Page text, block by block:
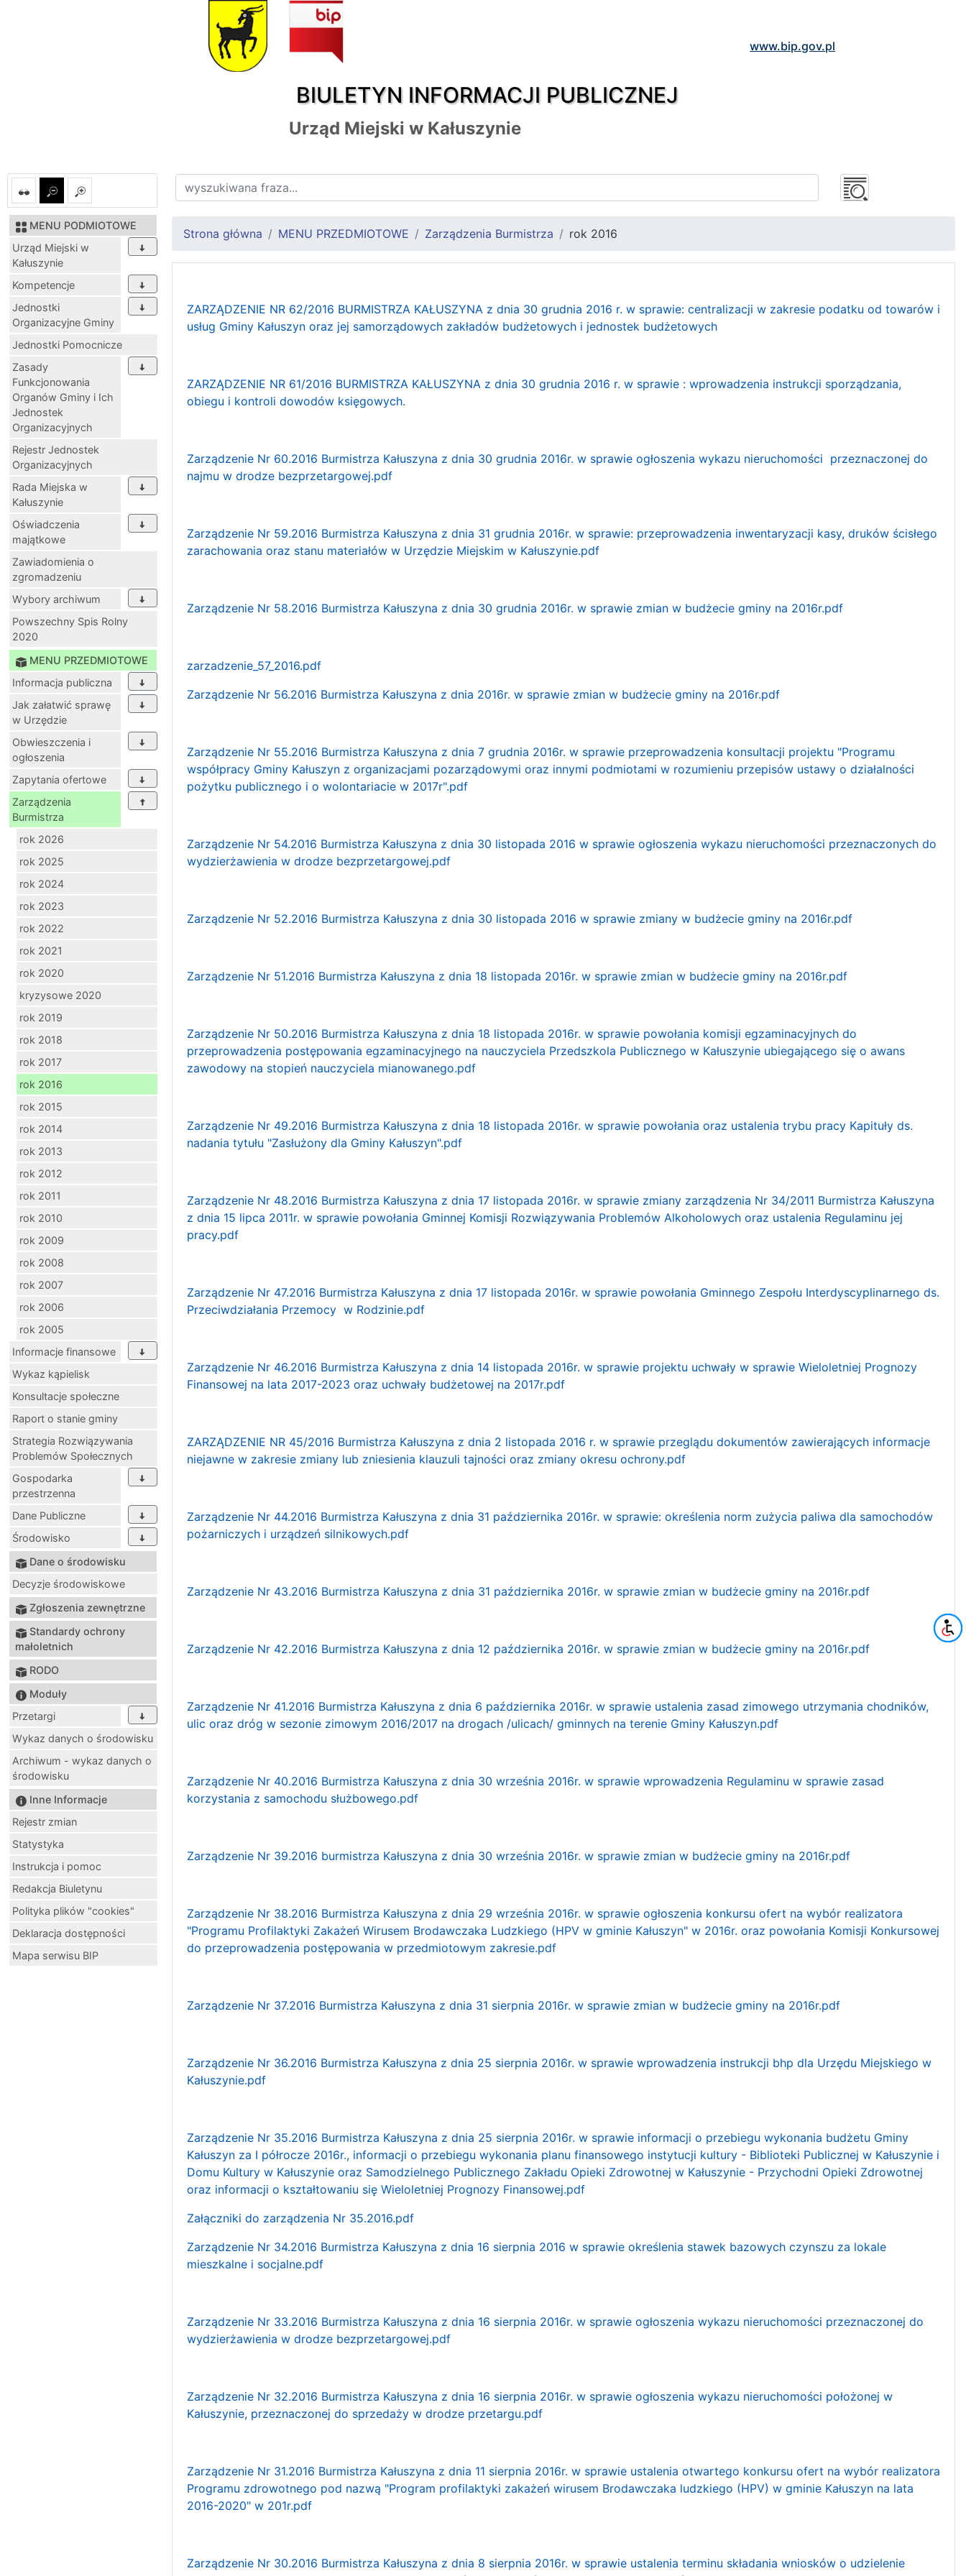
BIULETYN INFORMACJI PUBLICZNEJ
www.bip.gov.pl
Urząd Miejski w Kałuszynie
MENU PODMIOTOWE
Urząd Miejski w
Kałuszynie
Kompetencje
Jednostki
Organizacyjne Gminy
Jednostki Pomocnicze
Zasady
Funkcjonowania
Organów Gminy i Ich
Jednostek
Organizacyjnych
Rejestr Jednostek
Organizacyjnych
Rada Miejska w
Kałuszynie
Oświadczenia
majątkowe
Zawiadomienia o
zgromadzeniu
Wybory archiwum
Powszechny Spis Rolny
2020
MENU PRZEDMIOTOWE
Informacja publiczna
Jak załatwić sprawę
w Urzędzie
Obwieszczenia i
ogłoszenia
Zapytania ofertowe
Zarządzenia
Burmistrza
rok 2026
rok 2025
rok 2024
rok 2023
rok 2022
rok 2021
rok 2020
kryzysowe 2020
rok 2019
rok 2018
rok 2017
rok 2016
rok 2015
rok 2014
rok 2013
rok 2012
rok 2011
rok 2010
rok 2009
rok 2008
rok 2007
rok 2006
rok 2005
Informacje finansowe
Wykaz kąpielisk
Konsultacje społeczne
Raport o stanie gminy
Strategia Rozwiązywania
Problemów Społecznych
Gospodarka
przestrzenna
Dane Publiczne
Środowisko
Dane o środowisku
Decyzje środowiskowe
Zgłoszenia zewnętrzne
Standardy ochrony
małoletnich
RODO
Moduły
Przetargi
Wykaz danych o środowisku
Archiwum - wykaz danych o
środowisku
Inne Informacje
Rejestr zmian
Statystyka
Instrukcja i pomoc
Redakcja Biuletynu
Polityka plików "cookies"
Deklaracja dostępności
Mapa serwisu BIP
Strona główna MENU PRZEDMIOTOWE Zarządzenia Burmistrza rok 2016
ZARZĄDZENIE NR 62/2016 BURMISTRZA KAŁUSZYNA z dnia 30 grudnia 2016 r. w sprawie: centralizacji w zakresie podatku od towarów i
usług Gminy Kałuszyn oraz jej samorządowych zakładów budżetowych i jednostek budżetowych
ZARZĄDZENIE NR 61/2016 BURMISTRZA KAŁUSZYNA z dnia 30 grudnia 2016 r. w sprawie : wprowadzenia instrukcji sporządzania,
obiegu i kontroli dowodów księgowych.
Zarządzenie Nr 60.2016 Burmistrza Kałuszyna z dnia 30 grudnia 2016r. w sprawie ogłoszenia wykazu nieruchomości przeznaczonej do
najmu w drodze bezprzetargowej.pdf
Zarządzenie Nr 59.2016 Burmistrza Kałuszyna z dnia 31 grudnia 2016r. w sprawie: przeprowadzenia inwentaryzacji kasy, druków ścisłego
zarachowania oraz stanu materiałów w Urzędzie Miejskim w Kałuszynie.pdf
Zarządzenie Nr 58.2016 Burmistrza Kałuszyna z dnia 30 grudnia 2016r. w sprawie zmian w budżecie gminy na 2016r.pdf
zarzadzenie_57_2016.pdf
Zarządzenie Nr 56.2016 Burmistrza Kałuszyna z dnia 2016r. w sprawie zmian w budżecie gminy na 2016r.pdf
Zarządzenie Nr 55.2016 Burmistrza Kałuszyna z dnia 7 grudnia 2016r. w sprawie przeprowadzenia konsultacji projektu "Programu
współpracy Gminy Kałuszyn z organizacjami pozarządowymi oraz innymi podmiotami w rozumieniu przepisów ustawy o działalności
pożytku publicznego i o wolontariacie w 2017r".pdf
Zarządzenie Nr 54.2016 Burmistrza Kałuszyna z dnia 30 listopada 2016 w sprawie ogłoszenia wykazu nieruchomości przeznaczonych do
wydzierżawienia w drodze bezprzetargowej.pdf
Zarządzenie Nr 52.2016 Burmistrza Kałuszyna z dnia 30 listopada 2016 w sprawie zmiany w budżecie gminy na 2016r.pdf
Zarządzenie Nr 51.2016 Burmistrza Kałuszyna z dnia 18 listopada 2016r. w sprawie zmian w budżecie gminy na 2016r.pdf
Zarządzenie Nr 50.2016 Burmistrza Kałuszyna z dnia 18 listopada 2016r. w sprawie powołania komisji egzaminacyjnych do
przeprowadzenia postępowania egzaminacyjnego na nauczyciela Przedszkola Publicznego w Kałuszynie ubiegającego się o awans
zawodowy na stopień nauczyciela mianowanego.pdf
Zarządzenie Nr 49.2016 Burmistrza Kałuszyna z dnia 18 listopada 2016r. w sprawie powołania oraz ustalenia trybu pracy Kapituły ds.
nadania tytułu "Zasłużony dla Gminy Kałuszyn".pdf
Zarządzenie Nr 48.2016 Burmistrza Kałuszyna z dnia 17 listopada 2016r. w sprawie zmiany zarządzenia Nr 34/2011 Burmistrza Kałuszyna
z dnia 15 lipca 2011r. w sprawie powołania Gminnej Komisji Rozwiązywania Problemów Alkoholowych oraz ustalenia Regulaminu jej
pracy.pdf
Zarządzenie Nr 47.2016 Burmistrza Kałuszyna z dnia 17 listopada 2016r. w sprawie powołania Gminnego Zespołu Interdyscyplinarnego ds.
Przeciwdziałania Przemocy w Rodzinie.pdf
Zarządzenie Nr 46.2016 Burmistrza Kałuszyna z dnia 14 listopada 2016r. w sprawie projektu uchwały w sprawie Wieloletniej Prognozy
Finansowej na lata 2017-2023 oraz uchwały budżetowej na 2017r.pdf
ZARZĄDZENIE NR 45/2016 Burmistrza Kałuszyna z dnia 2 listopada 2016 r. w sprawie przeglądu dokumentów zawierających informacje
niejawne w zakresie zmiany lub zniesienia klauzuli tajności oraz zmiany okresu ochrony.pdf
Zarządzenie Nr 44.2016 Burmistrza Kałuszyna z dnia 31 października 2016r. w sprawie: określenia norm zużycia paliwa dla samochodów
pożarniczych i urządzeń silnikowych.pdf
Zarządzenie Nr 43.2016 Burmistrza Kałuszyna z dnia 31 października 2016r. w sprawie zmian w budżecie gminy na 2016r.pdf
Zarządzenie Nr 42.2016 Burmistrza Kałuszyna z dnia 12 października 2016r. w sprawie zmian w budżecie gminy na 2016r.pdf
Zarządzenie Nr 41.2016 Burmistrza Kałuszyna z dnia 6 października 2016r. w sprawie ustalenia zasad zimowego utrzymania chodników,
ulic oraz dróg w sezonie zimowym 2016/2017 na drogach /ulicach/ gminnych na terenie Gminy Kałuszyn.pdf
Zarządzenie Nr 40.2016 Burmistrza Kałuszyna z dnia 30 września 2016r. w sprawie wprowadzenia Regulaminu w sprawie zasad
korzystania z samochodu służbowego.pdf
Zarządzenie Nr 39.2016 burmistrza Kałuszyna z dnia 30 września 2016r. w sprawie zmian w budżecie gminy na 2016r.pdf
Zarządzenie Nr 38.2016 Burmistrza Kałuszyna z dnia 29 września 2016r. w sprawie ogłoszenia konkursu ofert na wybór realizatora
"Programu Profilaktyki Zakażeń Wirusem Brodawczaka Ludzkiego (HPV w gminie Kałuszyn" w 2016r. oraz powołania Komisji Konkursowej
do przeprowadzenia postępowania w przedmiotowym zakresie.pdf
Zarządzenie Nr 37.2016 Burmistrza Kałuszyna z dnia 31 sierpnia 2016r. w sprawie zmian w budżecie gminy na 2016r.pdf
Zarządzenie Nr 36.2016 Burmistrza Kałuszyna z dnia 25 sierpnia 2016r. w sprawie wprowadzenia instrukcji bhp dla Urzędu Miejskiego w
Kałuszynie.pdf
Zarządzenie Nr 35.2016 Burmistrza Kałuszyna z dnia 25 sierpnia 2016r. w sprawie informacji o przebiegu wykonania budżetu Gminy
Kałuszyn za I półrocze 2016r., informacji o przebiegu wykonania planu finansowego instytucji kultury - Biblioteki Publicznej w Kałuszynie i
Domu Kultury w Kałuszynie oraz Samodzielnego Publicznego Zakładu Opieki Zdrowotnej w Kałuszynie - Przychodni Opieki Zdrowotnej
oraz informacji o kształtowaniu się Wieloletniej Prognozy Finansowej.pdf
Załączniki do zarządzenia Nr 35.2016.pdf
Zarządzenie Nr 34.2016 Burmistrza Kałuszyna z dnia 16 sierpnia 2016 w sprawie określenia stawek bazowych czynszu za lokale
mieszkalne i socjalne.pdf
Zarządzenie Nr 33.2016 Burmistrza Kałuszyna z dnia 16 sierpnia 2016r. w sprawie ogłoszenia wykazu nieruchomości przeznaczonej do
wydzierżawienia w drodze bezprzetargowej.pdf
Zarządzenie Nr 32.2016 Burmistrza Kałuszyna z dnia 16 sierpnia 2016r. w sprawie ogłoszenia wykazu nieruchomości położonej w
Kałuszynie, przeznaczonej do sprzedaży w drodze przetargu.pdf
Zarządzenie Nr 31.2016 Burmistrza Kałuszyna z dnia 11 sierpnia 2016r. w sprawie ustalenia otwartego konkursu ofert na wybór realizatora
Programu zdrowotnego pod nazwą "Program profilaktyki zakażeń wirusem Brodawczaka ludzkiego (HPV) w gminie Kałuszyn na lata
2016-2020" w 201r.pdf
Zarządzenie Nr 30.2016 Burmistrza Kałuszyna z dnia 8 sierpnia 2016r. w sprawie ustalenia terminu składania wniosków o udzielenie